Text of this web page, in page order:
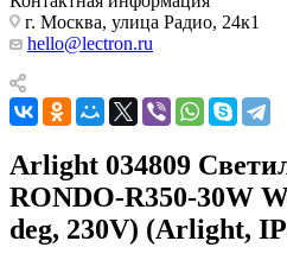
г. Москва, улица Радио, 24к1
hello@lectron.ru
Arlight 034809
RONDO-R350-30W
deg, 230V) (Arlight,